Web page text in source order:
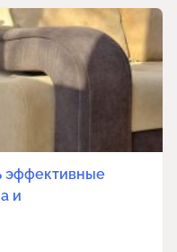
эффективные
и